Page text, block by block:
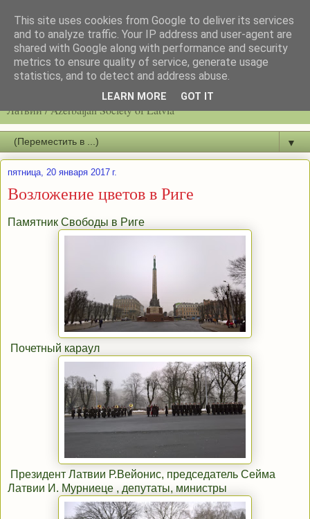
Latvijas azerbaidžāņu biedrību / Общество азербайджанцев
Латвии / Azerbaijan Society of Latvia
▼
пятница, 20 января 2017 г.
Возложение цветов в Риге
Памятник Свободы в Риге
Почетный караул
Президент Латвии Р.Вейонис, председатель Сейма
Латвии И. Мурниеце , депутаты, министры
This site uses cookies from Google to deliver its services
and to analyze traffic. Your IP address and user-agent are
shared with Google along with performance and security
metrics to ensure quality of service, generate usage
statistics, and to detect and address abuse.
LEARN MORE GOT IT